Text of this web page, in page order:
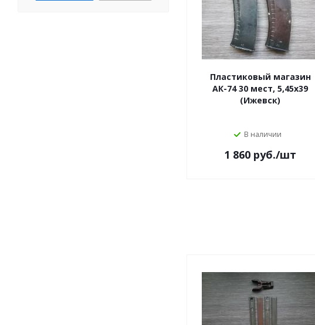
Пластиковый магазин
АК-74 30 мест, 5,45х39
(Ижевск)
В наличии
1 860 руб./шт